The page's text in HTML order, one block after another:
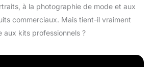
à la photographie de mode et aux
commerciaux. Mais tient-il vraiment
aux kits professionnels ?